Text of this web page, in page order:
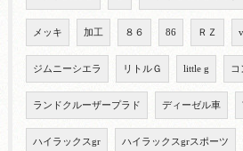
メッキ 加工 ８６ 86 ＲＺ
ジムニーシエラ リトルＧ little g コ
ランドクルーザープラド ディーゼル車
ハイラックスgr ハイラックスgrスポーツ